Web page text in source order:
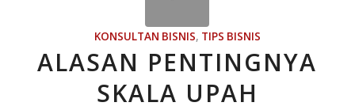
KONSULTAN BISNIS, TIPS BISNIS
ALASAN PENTINGNYA
SKALA UPAH